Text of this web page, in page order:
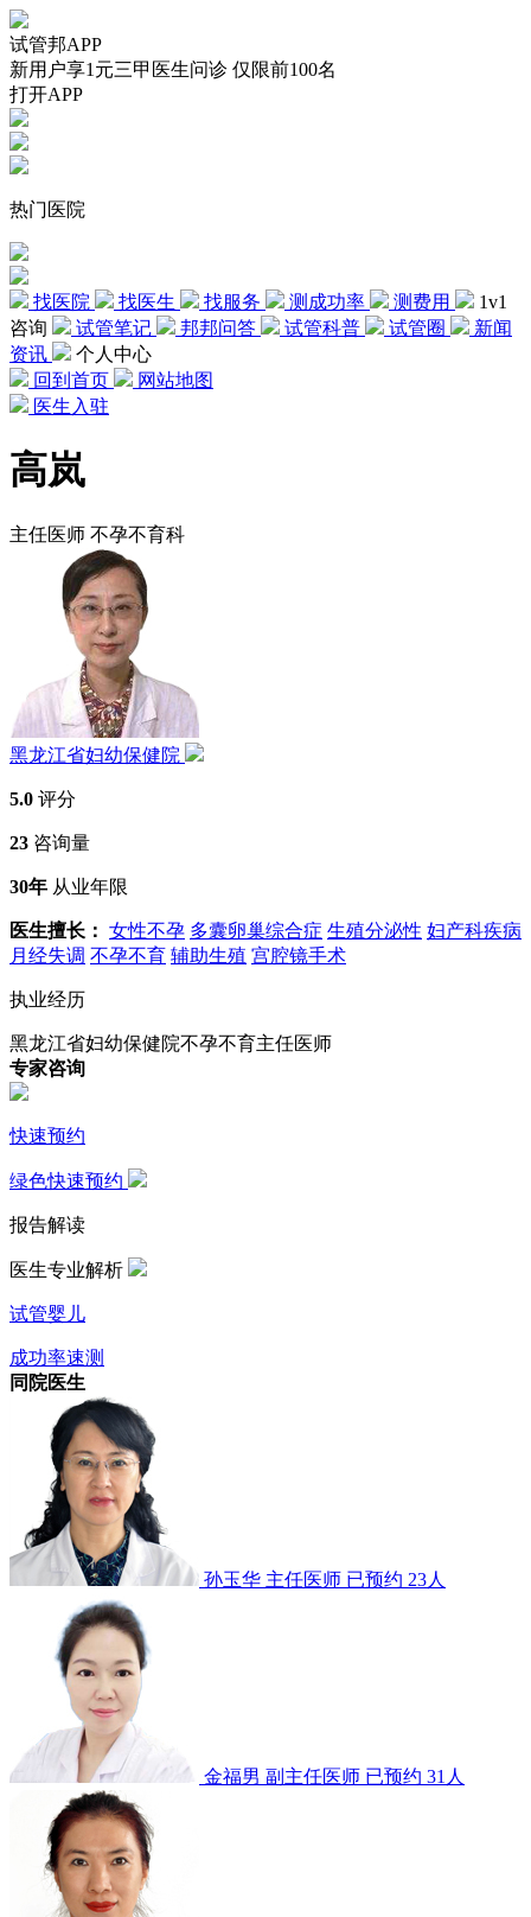
试管邦APP
新用户享1元三甲医生问诊 仅限前100名
打开APP
热门医院
找医院 找医生 找服务 测成功率 测费用
1v1
咨询
试管笔记 邦邦问答 试管科普 试管圈
新闻
资讯
个人中心
回到首页
网站地图
医生入驻
高岚
主任医师 不孕不育科
黑龙江省妇幼保健院
5.0 评分
23 咨询量
30年 从业年限
医生擅长： 女性不孕 多囊卵巢综合症 生殖分泌性 妇产科疾病
月经失调 不孕不育 辅助生殖 宫腔镜手术
执业经历
黑龙江省妇幼保健院不孕不育主任医师
专家咨询
快速预约
绿色快速预约
报告解读
医生专业解析
试管婴儿
成功率速测
同院医生
孙玉华 主任医师 已预约 23人
金福男 副主任医师 已预约 31人